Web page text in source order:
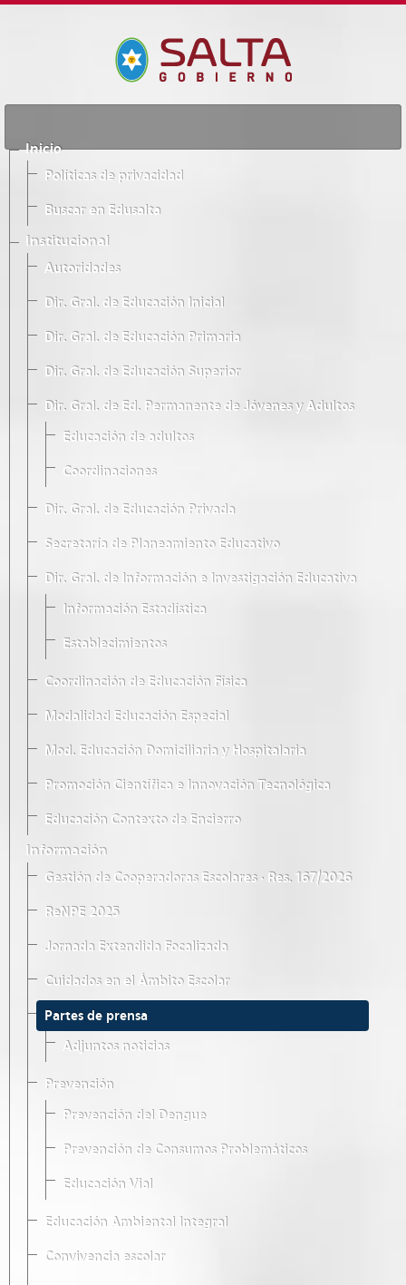
Inicio
Políticas de privacidad
Buscar en Edusalta
Institucional
Autoridades
Dir. Gral. de Educación Inicial
Dir. Gral. de Educación Primaria
Dir. Gral. de Educación Superior
Dir. Gral. de Ed. Permanente de Jóvenes y Adultos
Educación de adultos
Coordinaciones
Dir. Gral. de Educación Privada
Secretaría de Planeamiento Educativo
Dir. Gral. de Información e Investigación Educativa
Información Estadística
Establecimientos
Coordinación de Educación Física
Modalidad Educación Especial
Mod. Educación Domiciliaria y Hospitalaria
Promoción Científica e Innovación Tecnológica
Educación Contexto de Encierro
Información
Gestión de Cooperadoras Escolares · Res. 167/2026
ReNPE 2025
Jornada Extendida Focalizada
Cuidados en el Ámbito Escolar
Partes de prensa
Adjuntos noticias
Prevención
Prevención del Dengue
Prevención de Consumos Problemáticos
Educación Vial
Educación Ambiental Integral
Convivencia escolar